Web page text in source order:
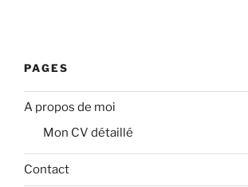
PAGES
A propos de moi
Mon CV détaillé
Contact